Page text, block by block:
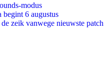
modus
begint 6 augustus
zeik vanwege nieuwste patch